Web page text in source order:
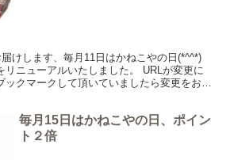
けします、毎月11日はかねこやの日(*^^*)
リニューアルいたしました。 URLが変更に
クマークして頂いていましたら変更をお願
毎月15日はかねこやの日、ポイン
ト２倍